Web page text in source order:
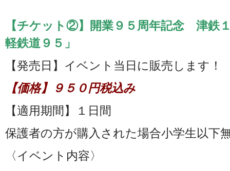
【チケット②】開業９５周年記念 津鉄
軽鉄道９５」
【発売日】イベント当日に販売します！
【価格】９５０円税込み
【適用期間】１日間
保護者の方が購入された場合小学生以下
〈イベント内容〉